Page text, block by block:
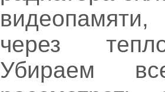
через
Убираем